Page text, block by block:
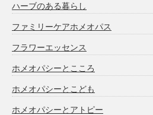
ハーブのある暮らし
ファミリーケアホメオパス
フラワーエッセンス
ホメオパシーとこころ
ホメオパシーとこども
ホメオパシーとアトピー